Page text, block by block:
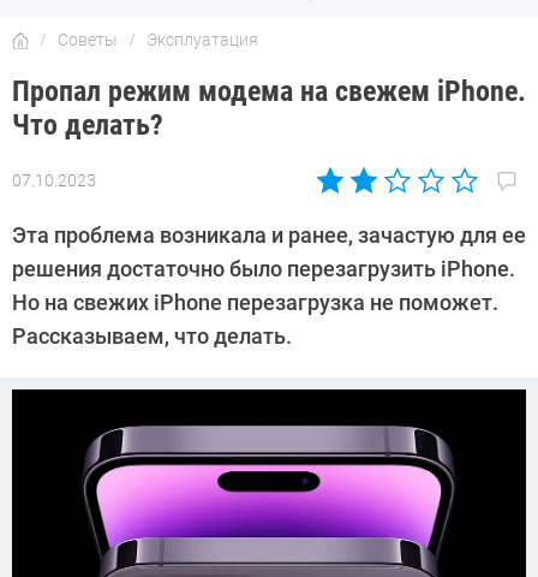
Советы Эксплуатация
Пропал режим модема на свежем iPhone.
Что делать?
07.10.2023
Автор:
Эта проблема возникала и ранее, зачастую для ее
решения достаточно было перезагрузить iPhone.
Но на свежих iPhone перезагрузка не поможет.
Рассказываем, что делать.